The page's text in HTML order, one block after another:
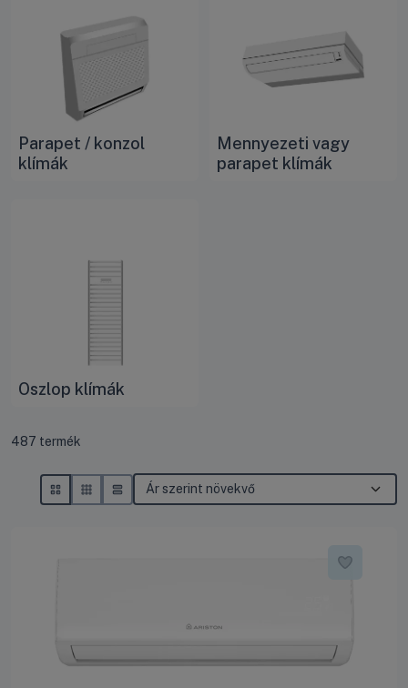
Parapet / konzol
klímák
Mennyezeti vagy
parapet klímák
Oszlop klímák
Összes termék a kategóriában
487 termék